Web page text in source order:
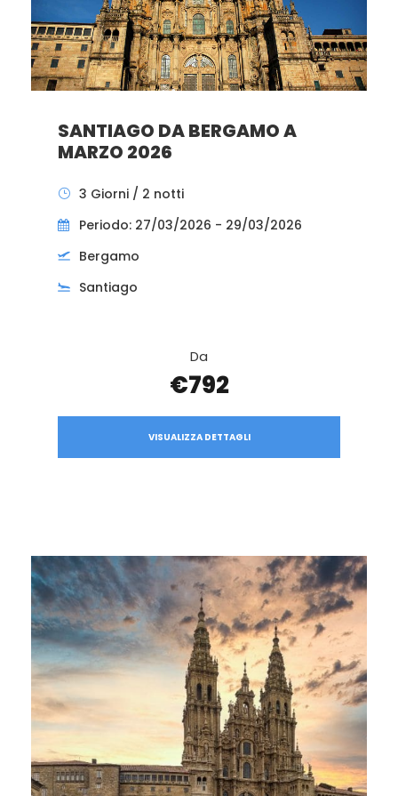
SANTIAGO DA BERGAMO A
MARZO 2026
3 Giorni / 2 notti
Periodo: 27/03/2026 - 29/03/2026
Bergamo
Santiago
Da
€792
VISUALIZZA DETTAGLI